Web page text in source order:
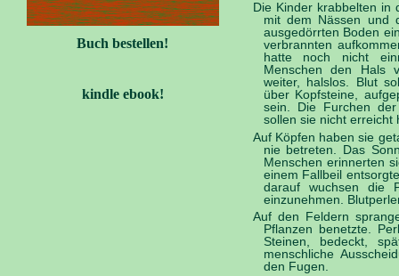
Buch bestellen!
kindle ebook!
Die Kinder krabbelten in
mit dem Nässen und
ausgedörrten Boden
verbrannten
hatte noch nicht
Menschen den Hals
weiter, halslos. Blut
über Kopfsteine,
sein. Die Furchen
sollen sie nicht erreicht
Auf Köpfen haben sie
nie betreten. Das
Menschen erinnerten
einem Fallbeil
darauf wuchsen die
einzunehmen.
Auf den Feldern
Pflanzen benetzte.
Steinen, bedeckt,
menschliche
den Fugen.